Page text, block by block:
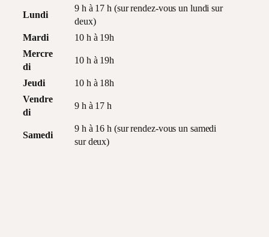
Lundi
9 h à 17 h (sur rendez-vous un lundi sur
deux)
Mardi
10 h à 19h
Mercre
di
10 h à 19h
Jeudi
10 h à 18h
Vendre
di
9 h à 17 h
Samedi
9 h à 16 h (sur rendez-vous un samedi
sur deux)